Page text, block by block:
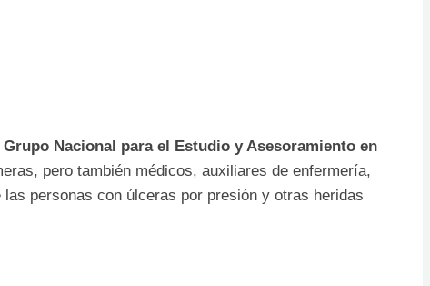
Grupo Nacional para el Estudio y Asesoramiento en
pero también médicos, auxiliares de enfermería,
personas con úlceras por presión y otras heridas